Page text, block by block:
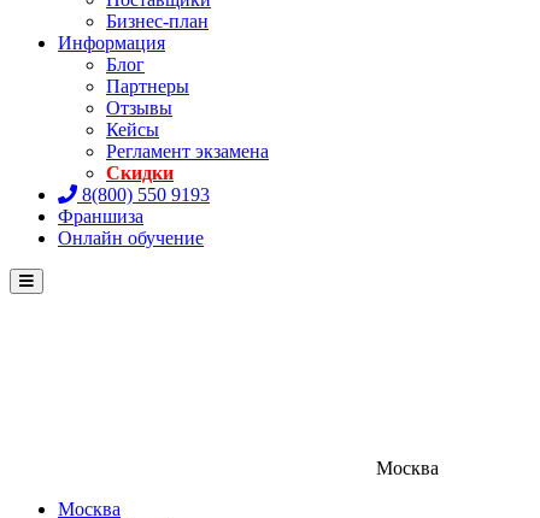
Бизнес-план
Информация
Блог
Партнеры
Отзывы
Кейсы
Регламент экзамена
Скидки
8(800) 550 9193
Франшиза
Онлайн обучение
Menu
Москва
Москва